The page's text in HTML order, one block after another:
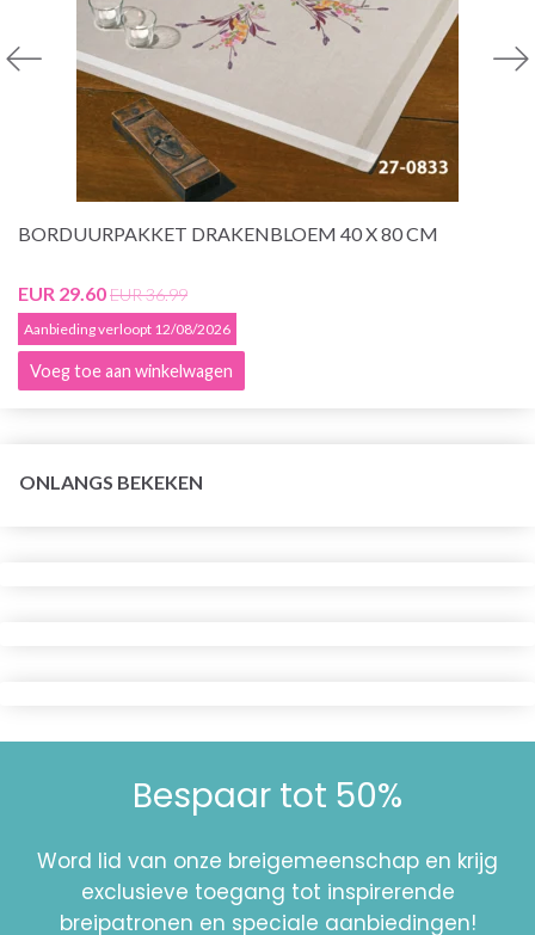
BORDUURPAKKET DRAKENBLOEM 40 X 80 CM
EUR 29.60EUR 36.99
Aanbieding verloopt 12/08/2026
Voeg toe aan winkelwagen
ONLANGS BEKEKEN
Bespaar tot 50%
Word lid van onze breigemeenschap en krijg
exclusieve toegang tot inspirerende
breipatronen en speciale aanbiedingen!